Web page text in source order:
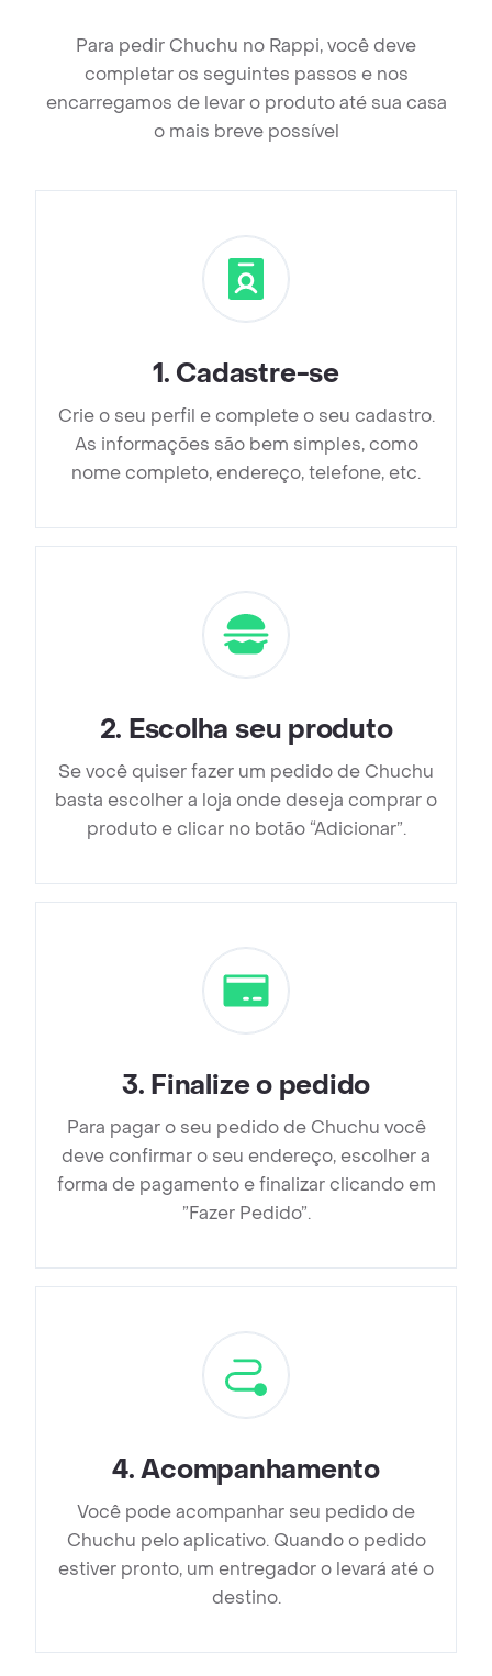
Para pedir Chuchu no Rappi, você deve
completar os seguintes passos e nos
encarregamos de levar o produto até sua casa
o mais breve possível
1. Cadastre-se
Crie o seu perfil e complete o seu cadastro.
As informações são bem simples, como
nome completo, endereço, telefone, etc.
2. Escolha seu produto
Se você quiser fazer um pedido de Chuchu
basta escolher a loja onde deseja comprar o
produto e clicar no botão “Adicionar”.
3. Finalize o pedido
Para pagar o seu pedido de Chuchu você
deve confirmar o seu endereço, escolher a
forma de pagamento e finalizar clicando em
”Fazer Pedido”.
4.Acompanhamento
Você pode acompanhar seu pedido de
Chuchu pelo aplicativo. Quando o pedido
estiver pronto, um entregador o levará até o
destino.